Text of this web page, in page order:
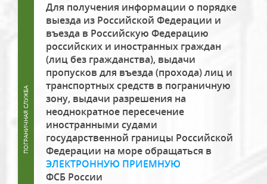
Для получения информации о порядке
выезда из Российской Федерации и
въезда в Российскую Федерацию
российских и иностранных граждан
(лиц без гражданства), выдачи
пропусков для въезда (прохода) лиц и
транспортных средств в пограничную
зону, выдачи разрешения на
неоднократное пересечение
иностранными судами
государственной границы Российской
Федерации на море обращаться в
ЭЛЕКТРОННУЮ ПРИЕМНУЮ
ФСБ России